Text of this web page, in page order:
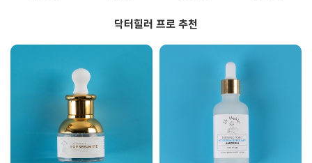
닥터힐러 프로 추천
닥터힐러 하이드레이팅
카밍 리셋 세럼50ml
닥터힐러 W-스킨 단백질
아우라 앰플 미스트